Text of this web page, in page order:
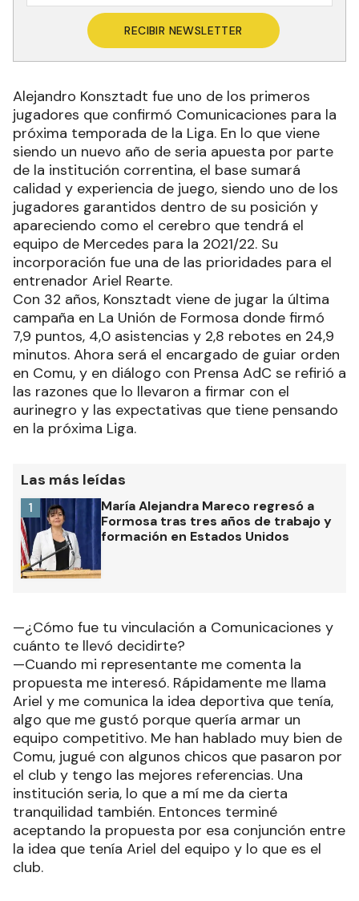
RECIBIR NEWSLETTER
Alejandro Konsztadt fue uno de los primeros
jugadores que confirmó Comunicaciones para la
próxima temporada de la Liga. En lo que viene
siendo un nuevo año de seria apuesta por parte
de la institución correntina, el base sumará
calidad y experiencia de juego, siendo uno de los
jugadores garantidos dentro de su posición y
apareciendo como el cerebro que tendrá el
equipo de Mercedes para la 2021/22. Su
incorporación fue una de las prioridades para el
entrenador Ariel Rearte.
Con 32 años, Konsztadt viene de jugar la última
campaña en La Unión de Formosa donde firmó
7,9 puntos, 4,0 asistencias y 2,8 rebotes en 24,9
minutos. Ahora será el encargado de guiar orden
en Comu, y en diálogo con Prensa AdC se refirió a
las razones que lo llevaron a firmar con el
aurinegro y las expectativas que tiene pensando
en la próxima Liga.
Las más leídas
María Alejandra Mareco regresó a
Formosa tras tres años de trabajo y
formación en Estados Unidos
1
—¿Cómo fue tu vinculación a Comunicaciones y
cuánto te llevó decidirte?
—Cuando mi representante me comenta la
propuesta me interesó. Rápidamente me llama
Ariel y me comunica la idea deportiva que tenía,
algo que me gustó porque quería armar un
equipo competitivo. Me han hablado muy bien de
Comu, jugué con algunos chicos que pasaron por
el club y tengo las mejores referencias. Una
institución seria, lo que a mí me da cierta
tranquilidad también. Entonces terminé
aceptando la propuesta por esa conjunción entre
la idea que tenía Ariel del equipo y lo que es el
club.